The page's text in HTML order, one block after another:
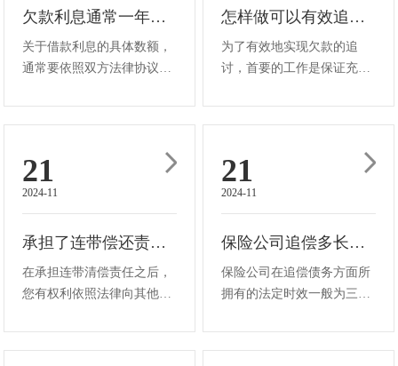
欠款利息通常一年为多少钱？
关于借款利息的具体数额，
通常要依照双方法律协议里
此内容没有被明确或者没有
法规的规定，倘若借款人要
求借款方支付利息，那么应
当向当地人民法院递交诉讼
请求。但···
怎样做可以有效追回欠款？
为了有效地实现欠款的追
讨，首要的工作是保证充分
能够直接体现出欠款具体情
行转账记录以及在线聊天记
录等等。接下来，您能够尝
试以友善并且理性的态度和
欠款方进行···
21
2024-11
承担了连带偿还责任后，该如何追偿？
在承担连带清偿责任之后，
您有权利依照法律向其他连
步，一定要妥善收集并留存
21
2024-11
保险公司追偿多长时间就无效了？
保险公司在追偿债务方面所
拥有的法定时效一般为三
规，要求人民法院对其享有